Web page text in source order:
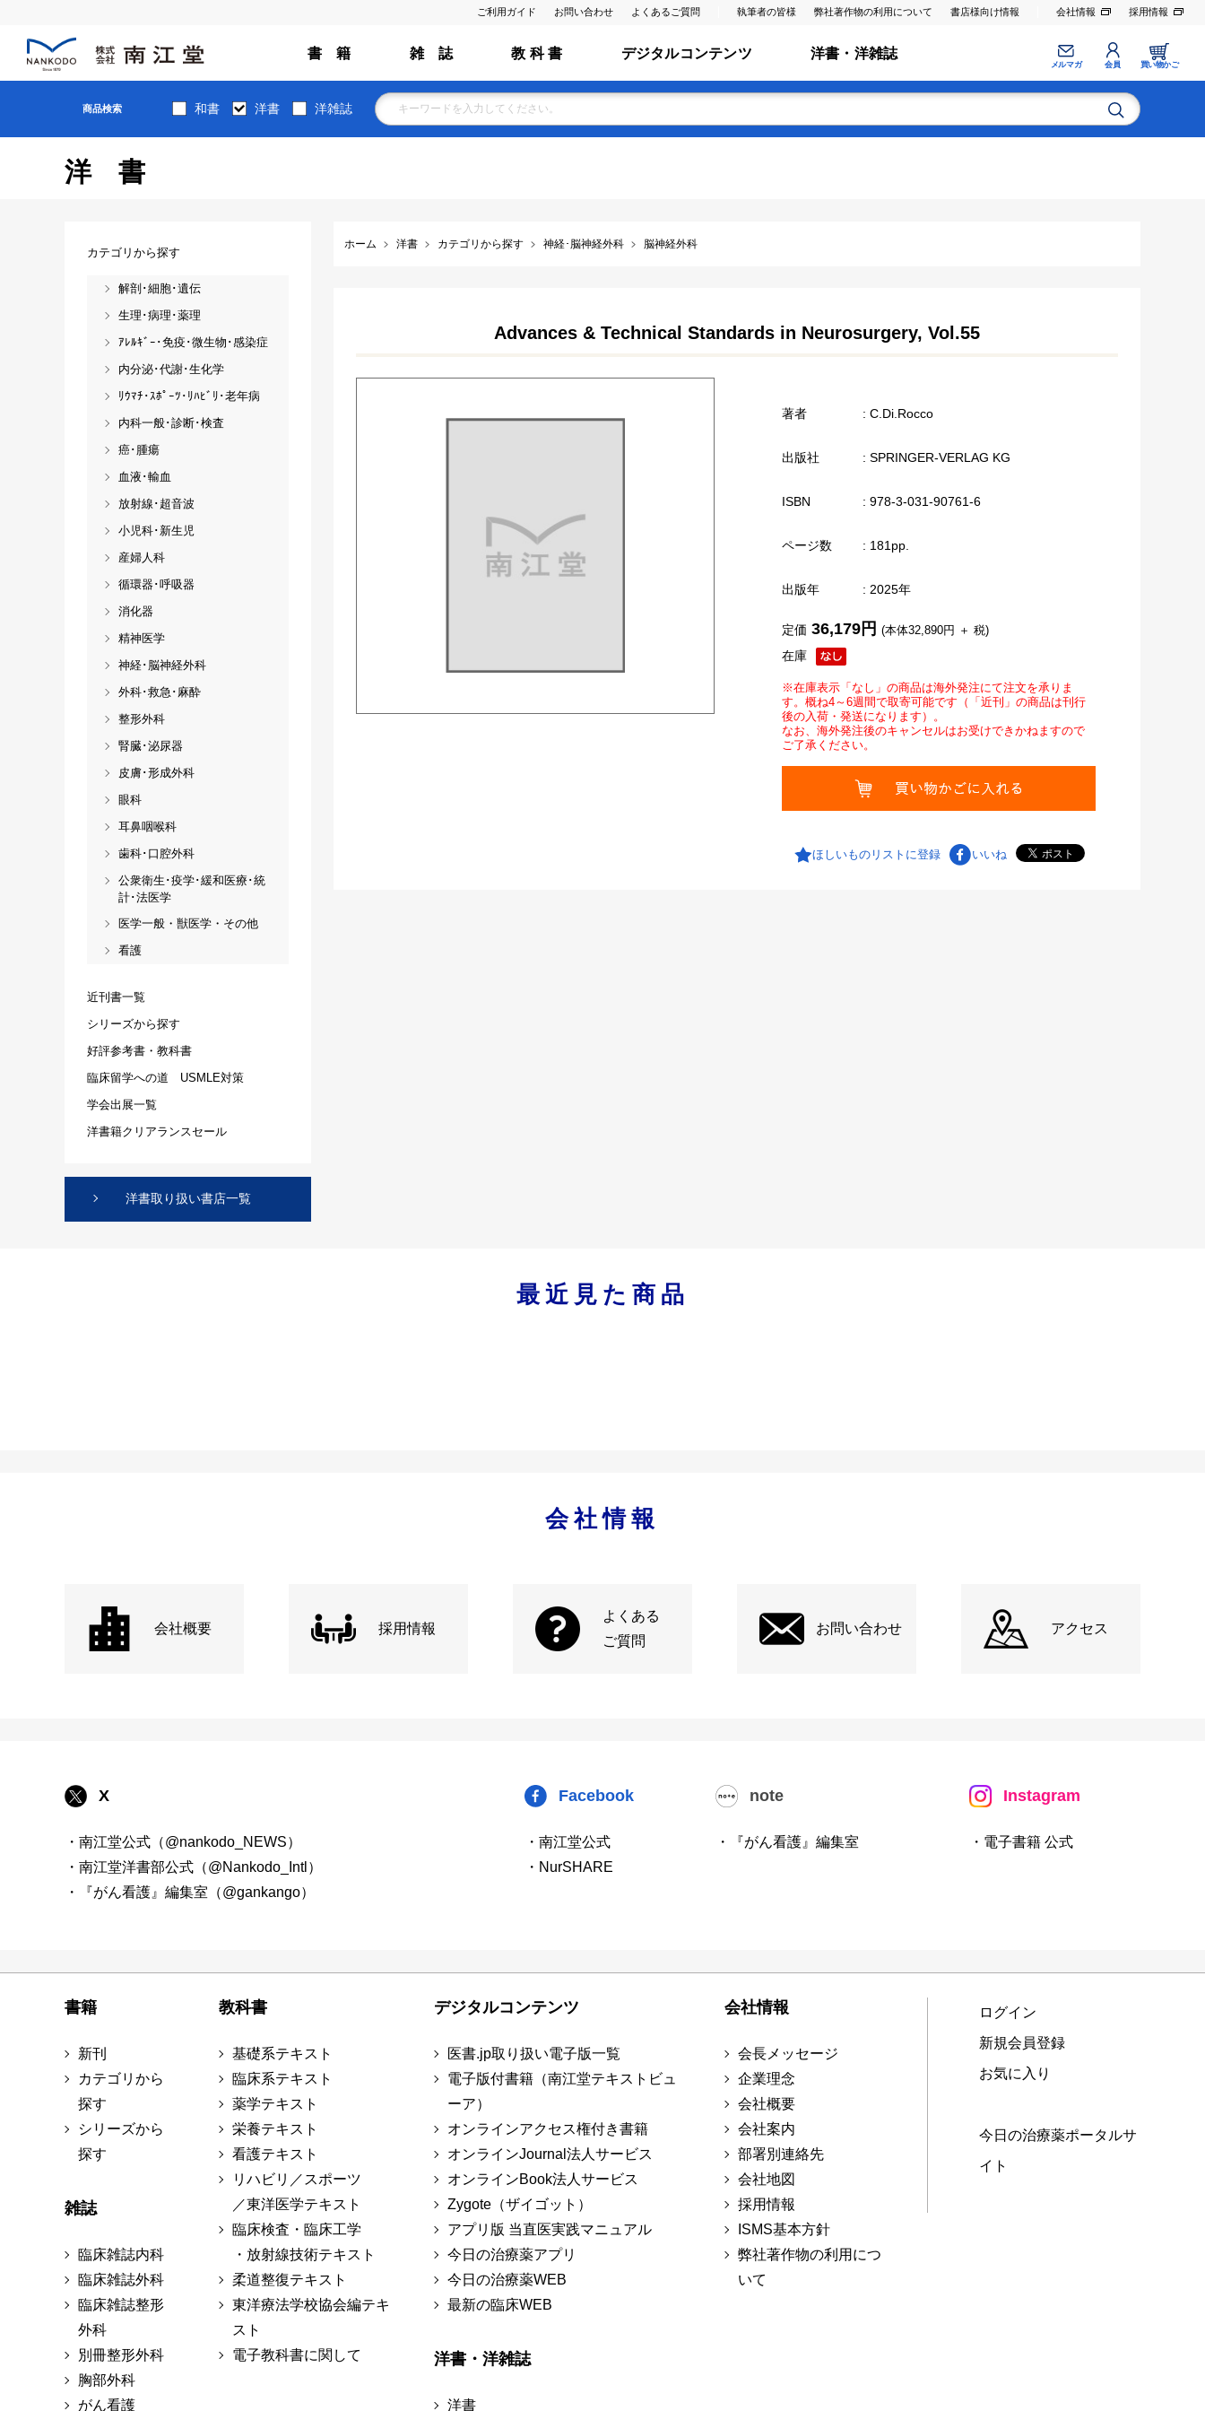
ご利用ガイド お問い合わせ よくあるご質問 執筆者の皆様 弊社著作物の利用について 書店様向け情報 会社情報 採用情報
書 籍 雑 誌 教 科 書 デジタルコンテンツ 洋書・洋雑誌
メルマガ 会員 買い物かご
商品検索 和書 洋書 洋雑誌
洋書
ホーム 洋書 カテゴリから探す 神経･脳神経外科 脳神経外科
Advances & Technical Standards in Neurosurgery, Vol.55
著者 : C.Di.Rocco
出版社 : SPRINGER-VERLAG KG
ISBN : 978-3-031-90761-6
ページ数 : 181pp.
出版年 : 2025年
在庫
定価 36,179円 (本体32,890円 ＋ 税)
※在庫表示「なし」の商品は海外発注にて注文を承りま
す。概ね4～6週間で取寄可能です（「近刊」の商品は刊行
後の入荷・発送になります）。
なお、海外発注後のキャンセルはお受けできかねますので
ご了承ください。
ほしいものリストに登録 いいね
カテゴリから探す
解剖･細胞･遺伝
生理･病理･薬理
ｱﾚﾙｷﾞｰ･免疫･微生物･感染症
内分泌･代謝･生化学
ﾘｳﾏﾁ･ｽﾎﾟｰﾂ･ﾘﾊﾋﾞﾘ･老年病
内科一般･診断･検査
癌･腫瘍
血液･輸血
放射線･超音波
小児科･新生児
産婦人科
循環器･呼吸器
消化器
精神医学
神経･脳神経外科
外科･救急･麻酔
整形外科
腎臓･泌尿器
皮膚･形成外科
眼科
耳鼻咽喉科
歯科･口腔外科
公衆衛生･疫学･緩和医療･統
計･法医学
医学一般・獣医学・その他
看護
近刊書一覧
シリーズから探す
好評参考書・教科書
臨床留学への道 USMLE対策
学会出展一覧
洋書籍クリアランスセール
洋書取り扱い書店一覧
最近見た商品
会社情報
会社概要 採用情報
よくある
ご質問
お問い合わせ アクセス
X
・南江堂公式（@nankodo_NEWS）
・南江堂洋書部公式（@Nankodo_Intl）
・『がん看護』編集室（@gankango）
Facebook
・南江堂公式
・NurSHARE
note
・『がん看護』編集室
Instagram
・電子書籍 公式
書籍
新刊
カテゴリから
探す
シリーズから
探す
雑誌
臨床雑誌内科
臨床雑誌外科
臨床雑誌整形
外科
別冊整形外科
胸部外科
がん看護
教科書
基礎系テキスト
臨床系テキスト
薬学テキスト
栄養テキスト
看護テキスト
リハビリ／スポーツ
／東洋医学テキスト
臨床検査・臨床工学
・放射線技術テキスト
柔道整復テキスト
東洋療法学校協会編テキ
スト
電子教科書に関して
デジタルコンテンツ
医書.jp取り扱い電子版一覧
電子版付書籍（南江堂テキストビュ
ーア）
オンラインアクセス権付き書籍
オンラインJournal法人サービス
オンラインBook法人サービス
Zygote（ザイゴット）
アプリ版 当直医実践マニュアル
今日の治療薬アプリ
今日の治療薬WEB
最新の臨床WEB
洋書・洋雑誌
洋書
会社情報
会長メッセージ
企業理念
会社概要
会社案内
部署別連絡先
会社地図
採用情報
ISMS基本方針
弊社著作物の利用につ
いて
ログイン
新規会員登録
お気に入り
今日の治療薬ポータルサ
イト